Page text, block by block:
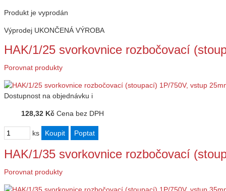
Produkt je vyprodán
Výprodej UKONČENÁ VÝROBA
HAK/1/25 svorkovnice rozbočovací
Porovnat produkty
Dostupnost na objednávku i
128,32 Kč Cena bez DPH
ks
HAK/1/35 svorkovnice rozbočovací
Porovnat produkty